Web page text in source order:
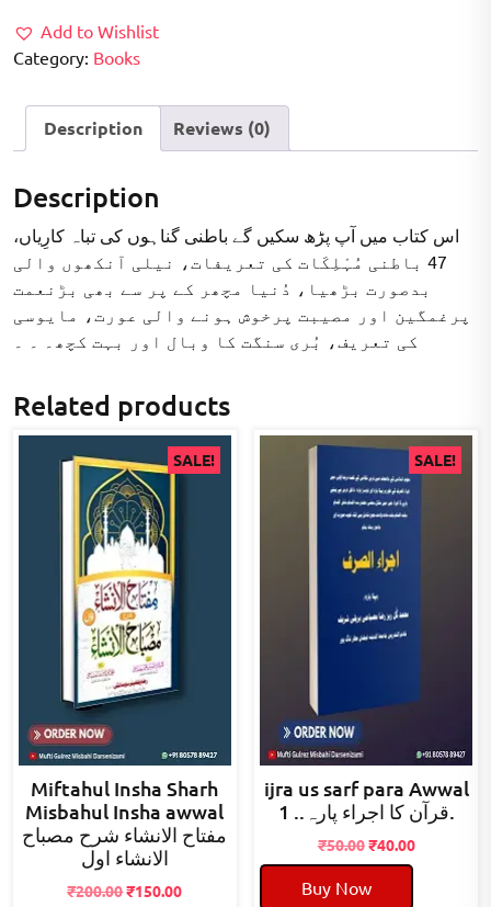
Add to Wishlist
Category: Books
Description Reviews (0)
Description
اس کتاب میں آپ پڑھ سکیں گے باطنی گناہوں کی تباہ کارِیاں،
47 باطنی مُہْلِکَات کی تعریفات، نیلی آنکھوں والی
بدصورت بڑھیا، دُنیا مچھر کے پر سے بھی بڑنعمت
پرغمگین اور مصیبت پرخوش ہونے والی عورت، مایوسی
کی تعریف، بُری سنگت کا وبال اور بہت کچھ۔ ۔ ۔
Related products
SALE!
Miftahul Insha Sharh
Misbahul Insha awwal
مفتاح الانشاء شرح مصباح
الانشاء اول
₹200.00Original
₹150.00Current
SALE!
ijra us sarf para Awwal
قرآن کا اجراء پارہ.. 1.
₹50.00Original
price
was:
₹40.00Current
Buy Now